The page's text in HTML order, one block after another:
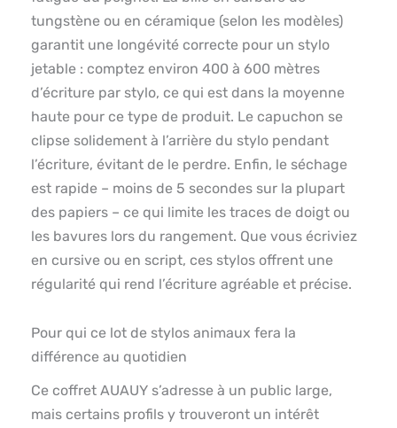
tungstène ou en céramique (selon les modèles)
garantit une longévité correcte pour un stylo
jetable : comptez environ 400 à 600 mètres
d’écriture par stylo, ce qui est dans la moyenne
haute pour ce type de produit. Le capuchon se
clipse solidement à l’arrière du stylo pendant
l’écriture, évitant de le perdre. Enfin, le séchage
est rapide – moins de 5 secondes sur la plupart
des papiers – ce qui limite les traces de doigt ou
les bavures lors du rangement. Que vous écriviez
en cursive ou en script, ces stylos offrent une
régularité qui rend l’écriture agréable et précise.
Pour qui ce lot de stylos animaux fera la
différence au quotidien
Ce coffret AUAUY s’adresse à un public large,
mais certains profils y trouveront un intérêt